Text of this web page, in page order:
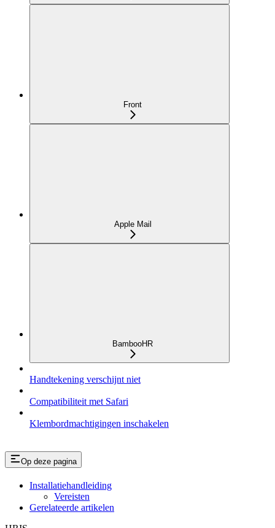
Front
Apple Mail
BambooHR
Handtekening verschijnt niet
Compatibiliteit met Safari
Klembordmachtigingen inschakelen
Op deze pagina
Installatiehandleiding
Vereisten
Gerelateerde artikelen